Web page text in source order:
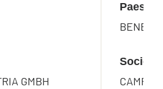
Paese
GMBH
Società